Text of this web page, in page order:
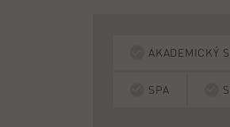
AKADEMICKÝ
SPA